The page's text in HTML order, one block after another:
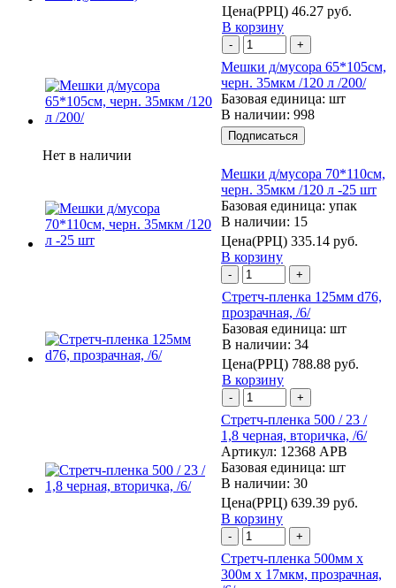
Цена(РРЦ) 46.27 руб.
В корзину
- +
Мешки д/мусора 65*105см,
черн. 35мкм /120 л /200/
Базовая единица: шт
В наличии: 998
Подписаться
Нет в наличии
Мешки д/мусора 70*110см,
черн. 35мкм /120 л -25 шт
Базовая единица: упак
В наличии: 15
Цена(РРЦ) 335.14 руб.
В корзину
- +
Стретч-пленка 125мм d76,
прозрачная, /6/
Базовая единица: шт
В наличии: 34
Цена(РРЦ) 788.88 руб.
В корзину
- +
Стретч-пленка 500 / 23 /
1,8 черная, вторичка, /6/
Артикул: 12368 АРВ
Базовая единица: шт
В наличии: 30
Цена(РРЦ) 639.39 руб.
В корзину
- +
Стретч-пленка 500мм х
300м х 17мкм, прозрачная,